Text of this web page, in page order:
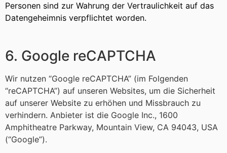
Personen sind zur Wahrung der Vertraulichkeit auf das
Datengeheimnis verpflichtet worden.
6. Google reCAPTCHA
Wir nutzen “Google reCAPTCHA” (im Folgenden
“reCAPTCHA”) auf unseren Websites, um die Sicherheit
auf unserer Website zu erhöhen und Missbrauch zu
verhindern. Anbieter ist die Google Inc., 1600
Amphitheatre Parkway, Mountain View, CA 94043, USA
(“Google”).